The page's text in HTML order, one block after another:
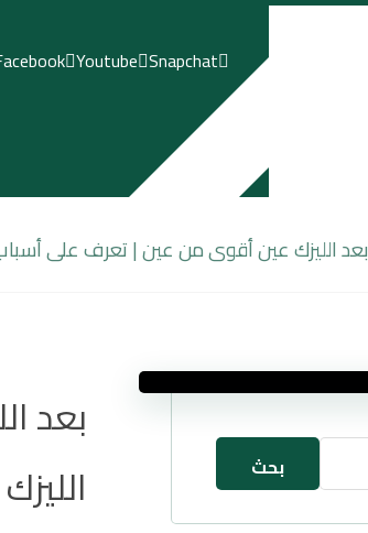
Youtube Snapchat
بعد الليزك عين أقوى من عين | تعرف على
بعد
الليزك